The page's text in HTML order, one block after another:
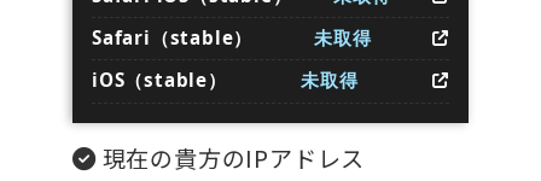
Safari（stable）
未取得
iOS（stable）
未取得
現在の貴方のIPアドレス